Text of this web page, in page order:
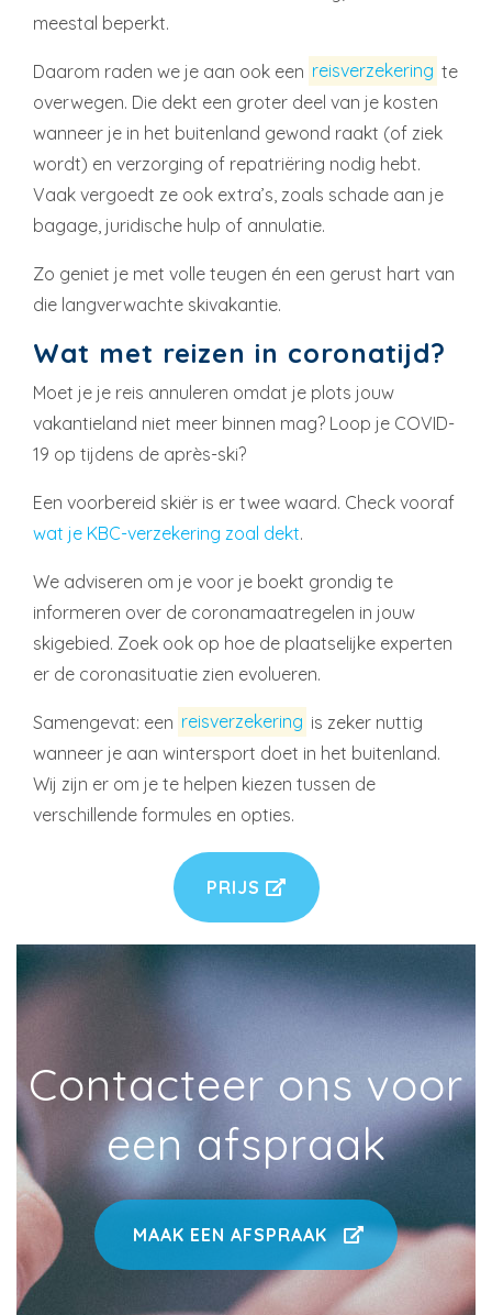
meestal beperkt.
Daarom raden we je aan ook een reisverzekering te
overwegen. Die dekt een groter deel van je kosten
wanneer je in het buitenland gewond raakt (of ziek
wordt) en verzorging of repatriëring nodig hebt.
Vaak vergoedt ze ook extra’s, zoals schade aan je
bagage, juridische hulp of annulatie.
Zo geniet je met volle teugen én een gerust hart van
die langverwachte skivakantie.
Wat met reizen in coronatijd?
Moet je je reis annuleren omdat je plots jouw
vakantieland niet meer binnen mag? Loop je COVID-
19 op tijdens de après-ski?
Een voorbereid skiër is er twee waard. Check vooraf
wat je KBC-verzekering zoal dekt.
We adviseren om je voor je boekt grondig te
informeren over de coronamaatregelen in jouw
skigebied. Zoek ook op hoe de plaatselijke experten
er de coronasituatie zien evolueren.
Samengevat: een reisverzekering is zeker nuttig
wanneer je aan wintersport doet in het buitenland.
Wij zijn er om je te helpen kiezen tussen de
verschillende formules en opties.
PRIJS
Contacteer ons voor
een afspraak
MAAK EEN AFSPRAAK